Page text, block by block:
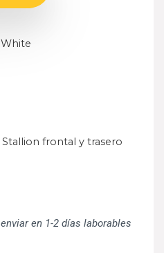
frontal y trasero
en 1-2 días laborables